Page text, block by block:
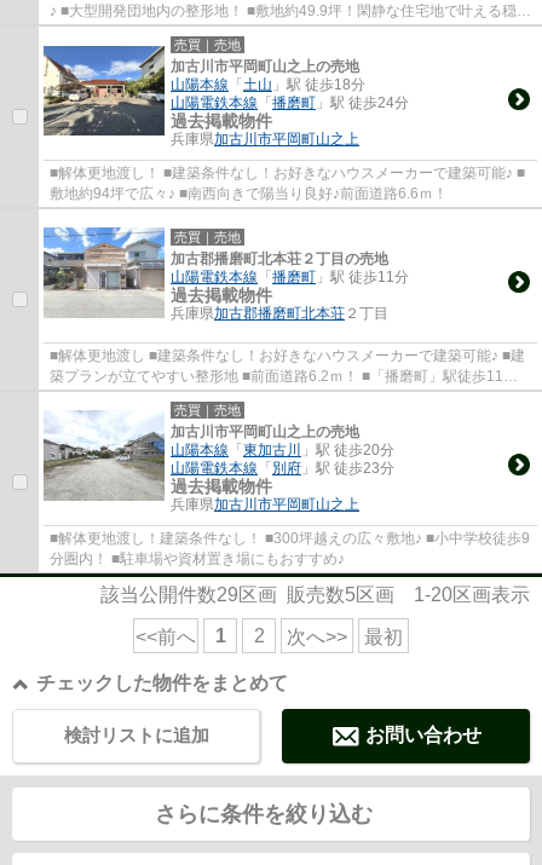
♪ ■大型開発団地内の整形地！ ■敷地約49.9坪！閑静な住宅地で叶える穏や
かな新生活☆
売買｜売地
加古川市平岡町山之上の売地
山陽本線 「土山 」駅 徒歩18分
山陽電鉄本線 「播磨町 」駅 徒歩24分
過去掲載物件
兵庫県加古川市平岡町山之上
■解体更地渡し！ ■建築条件なし！お好きなハウスメーカーで建築可能♪ ■
敷地約94坪で広々♪ ■南西向きで陽当り良好♪前面道路6.6ｍ！
売買｜売地
加古郡播磨町北本荘２丁目の売地
山陽電鉄本線 「播磨町 」駅 徒歩11分
過去掲載物件
兵庫県加古郡播磨町北本荘 ２丁目
■解体更地渡し ■建築条件なし！お好きなハウスメーカーで建築可能♪ ■建
築プランが立てやすい整形地 ■前面道路6.2ｍ！ ■「播磨町」駅徒歩11
分！
売買｜売地
加古川市平岡町山之上の売地
山陽本線 「東加古川
」駅 徒歩20分
山陽電鉄本線 「別府 」駅 徒歩23分
過去掲載物件
兵庫県加古川市平岡町山之上
■解体更地渡し！建築条件なし！ ■300坪越えの広々敷地♪ ■小中学校徒歩9
分圏内！ ■駐車場や資材置き場にもおすすめ♪
該当公開件数29区画 販売数5区画 1-20区画表示
<<前へ 1 2 次へ>> 最初
チェックした物件をまとめて
お問い合わせ
検討リストに追加
さらに条件を絞り込む